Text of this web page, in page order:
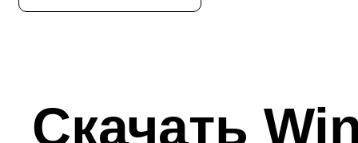
Скачать